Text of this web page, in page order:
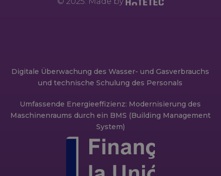
Digitale Überwachung des Wasser- und Gasverbrauchs
und technische Schulung des Personals
Umfassende Energieeffizienz: Modernisierung des
Maschinenraums durch ein BMS (Building Management
System)